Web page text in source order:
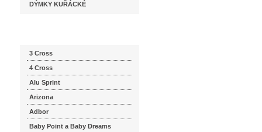
DÝMKY KUŘÁCKÉ
3 Cross
4 Cross
Alu Sprint
Arizona
Adbor
Baby Point a Baby Dreams